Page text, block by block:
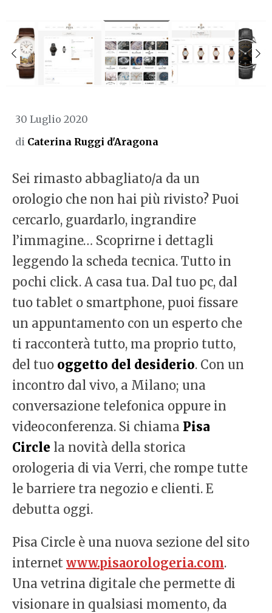
30 Luglio 2020
di Caterina Ruggi d'Aragona
Sei rimasto abbagliato/a da un
orologio che non hai più rivisto? Puoi
cercarlo, guardarlo, ingrandire
l’immagine… Scoprirne i dettagli
leggendo la scheda tecnica. Tutto in
pochi click. A casa tua. Dal tuo pc, dal
tuo tablet o smartphone, puoi fissare
un appuntamento con un esperto che
ti racconterà tutto, ma proprio tutto,
del tuo oggetto del desiderio. Con un
incontro dal vivo, a Milano; una
conversazione telefonica oppure in
videoconferenza. Si chiama Pisa
Circle la novità della storica
orologeria di via Verri, che rompe tutte
le barriere tra negozio e clienti. E
debutta oggi.
Pisa Circle è una nuova sezione del sito
internet www.pisaorologeria.com.
Una vetrina digitale che permette di
visionare in qualsiasi momento, da